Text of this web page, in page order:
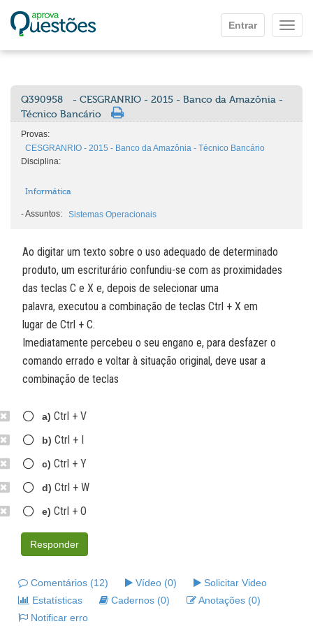
Entrar
Q390958
- CESGRANRIO - 2015 - Banco da Amazônia -
Técnico Bancário
Provas:
CESGRANRIO - 2015 - Banco da Amazônia - Técnico Bancário
Disciplina:
Informática
-Assuntos: Sistemas Operacionais
Ao digitar um texto sobre o uso adequado de determinado
produto, um escriturário confundiu-se com as proximidades
das teclas C e X e, depois de selecionar uma
palavra, executou a combinação de teclas Ctrl + X em
lugar de Ctrl + C.
Imediatamente percebeu o seu engano e, para desfazer o
comando errado e voltar à situação original, deve usar a
combinação de teclas
a) Ctrl + V
b) Ctrl + I
c) Ctrl + Y
d) Ctrl + W
e) Ctrl + O
Responder
Comentários (12) Vídeo (0)
Solicitar Video
Estatísticas
Cadernos (0)
Anotações (0)
Notificar erro